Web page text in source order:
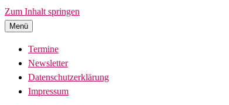
Zum Inhalt springen
Menü
Termine
Newsletter
Datenschutzerklärung
Impressum